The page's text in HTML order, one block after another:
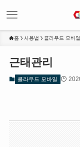
홈 사용법 클라우드 모바일
근태관리
클라우드 모바일